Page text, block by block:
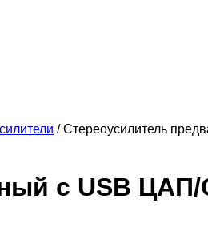
/Стереоусилитель
с USB